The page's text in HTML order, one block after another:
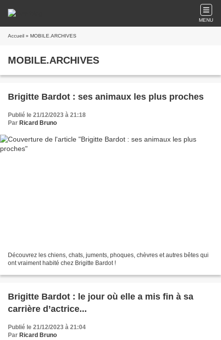
MENU
Accueil » MOBILE.ARCHIVES
MOBILE.ARCHIVES
Brigitte Bardot : ses animaux les plus proches
Publié le 21/12/2023 à 21:18
Par Ricard Bruno
Découvrez les chiens, chats, juments, phoques, chèvres et autres bêtes qui
ont vraiment habité chez Brigitte Bardot !
Brigitte Bardot : le jour où elle a mis fin à sa
carrière d’actrice...
Publié le 21/12/2023 à 21:04
Par Ricard Bruno